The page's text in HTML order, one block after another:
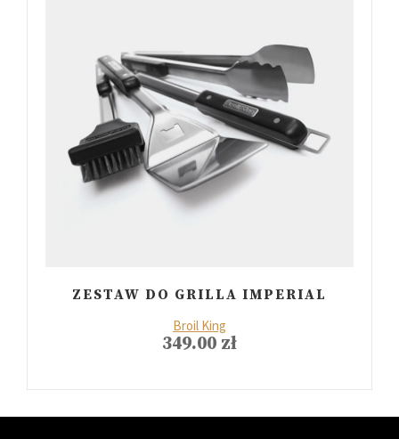
ZESTAW DO GRILLA IMPERIAL
Broil King
349.00 zł